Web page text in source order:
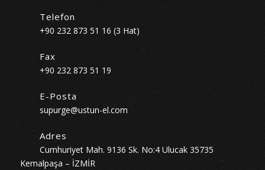
Telefon
+90 232 873 51 16 (3 Hat)
Fax
+90 232 873 51 19
E-Posta
supurge@ustun-el.com
Adres
Cumhuriyet Mah. 9136 Sk. No:4 Ulucak 35735
Kemalpaşa – İZMİR